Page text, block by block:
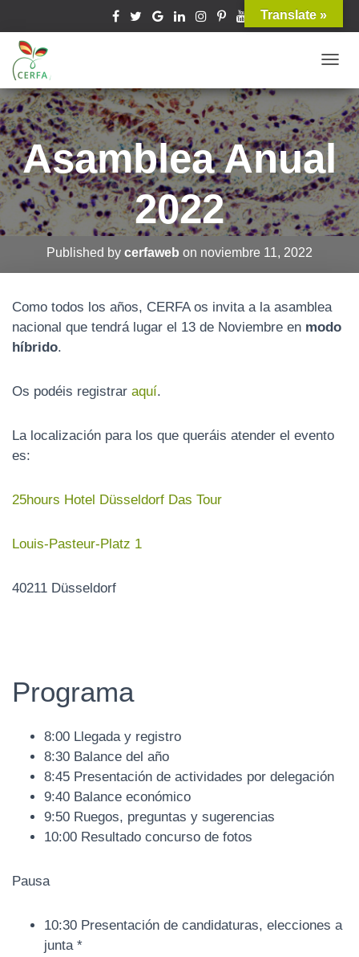
O
G
G
E
A
V
G
T
I
Asamblea Anual
2022
Published by cerfaweb on noviembre 11, 2022
Como todos los años, CERFA os invita a la asamblea
nacional que tendrá lugar el 13 de Noviembre en modo
híbrido.
Os podéis registrar aquí.
La localización para los que queráis atender el evento
es:
25hours Hotel Düsseldorf Das Tour
Louis-Pasteur-Platz 1
40211 Düsseldorf
Programa
8:00 Llegada y registro
8:30 Balance del año
8:45 Presentación de actividades por delegación
9:40 Balance económico
9:50 Ruegos, preguntas y sugerencias
10:00 Resultado concurso de fotos
Pausa
10:30 Presentación de candidaturas, elecciones a
junta *
Translate »